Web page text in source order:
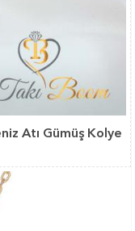
Atı Gümüş Kolye